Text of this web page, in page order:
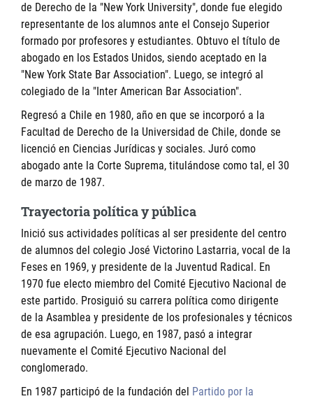
de Derecho de la "New York University", donde fue elegido
representante de los alumnos ante el Consejo Superior
formado por profesores y estudiantes. Obtuvo el título de
abogado en los Estados Unidos, siendo aceptado en la
"New York State Bar Association". Luego, se integró al
colegiado de la "Inter American Bar Association".
Regresó a Chile en 1980, año en que se incorporó a la
Facultad de Derecho de la Universidad de Chile, donde se
licenció en Ciencias Jurídicas y sociales. Juró como
abogado ante la Corte Suprema, titulándose como tal, el 30
de marzo de 1987.
Trayectoria política y pública
Inició sus actividades políticas al ser presidente del centro
de alumnos del colegio José Victorino Lastarria, vocal de la
Feses en 1969, y presidente de la Juventud Radical. En
1970 fue electo miembro del Comité Ejecutivo Nacional de
este partido. Prosiguió su carrera política como dirigente
de la Asamblea y presidente de los profesionales y técnicos
de esa agrupación. Luego, en 1987, pasó a integrar
nuevamente el Comité Ejecutivo Nacional del
conglomerado.
En 1987 participó de la fundación del Partido por la